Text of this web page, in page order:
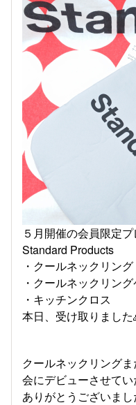
５月開催の会員限定
Standard Products
・クールネックリング
・クールネックリン
・キッチンクロス
本日、受け取りまし
クールネックリング
会にデビューさせて
ありがとうございま